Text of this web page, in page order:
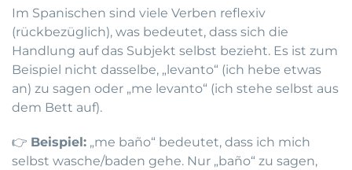
Im Spanischen sind viele Verben reflexiv
(rückbezüglich), was bedeutet, dass sich die
Handlung auf das Subjekt selbst bezieht. Es ist zum
Beispiel nicht dasselbe, „levanto“ (ich hebe etwas
an) zu sagen oder „me levanto“ (ich stehe selbst aus
dem Bett auf).
👉 Beispiel: „me baño“ bedeutet, dass ich mich
selbst wasche/baden gehe. Nur „baño“ zu sagen,